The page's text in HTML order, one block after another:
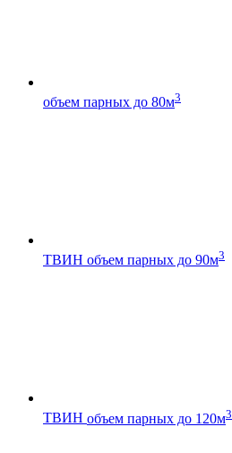
объем парных до 80м3
ТВИН объем парных до 90м3
ТВИН объем парных до 120м3